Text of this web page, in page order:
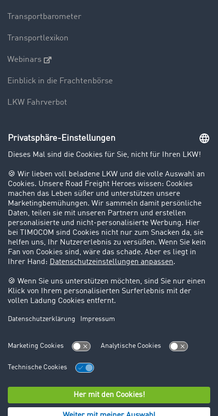
Transportbarometer
Transportlexikon
Webinars
Einblick in die Frachtenbörse
LKW Fahrverbot
Unternehmen
Kunden werben Kunden
Success Stories
Karriere
Support
Kontakt
Rechtliches
Impressum
AGB